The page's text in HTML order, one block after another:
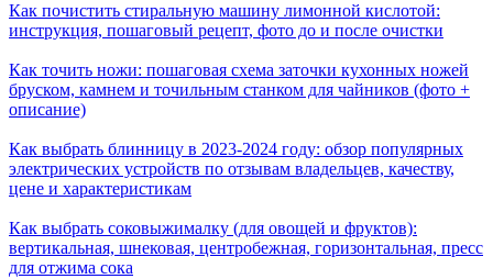
Как почистить стиральную машину лимонной кислотой:
инструкция, пошаговый рецепт, фото до и после очистки
Как точить ножи: пошаговая схема заточки кухонных ножей
бруском, камнем и точильным станком для чайников (фото +
описание)
Как выбрать блинницу в 2023-2024 году: обзор популярных
электрических устройств по отзывам владельцев, качеству,
цене и характеристикам
Как выбрать соковыжималку (для овощей и фруктов):
вертикальная, шнековая, центробежная, горизонтальная, пресс
для отжима сока